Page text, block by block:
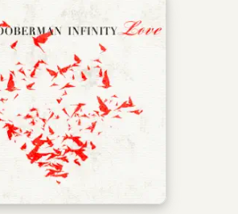
Apple Musicをインストール